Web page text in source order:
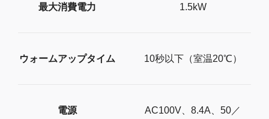
最大消費電力 1.5kW
ウォームアップタイム 10秒以下（室温20℃）
電源
AC100V、8.4A、50／